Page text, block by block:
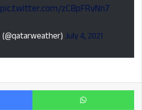
pic.twitter.com/zCBpFRvNn7
— أرصاد قطر (@qatarweather) July 4, 2021
Facebook